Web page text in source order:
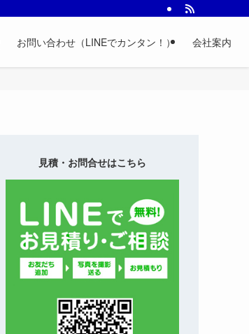
お問い合わせ（LINEでカンタン！） 会社案内
見積・お問合せはこちら